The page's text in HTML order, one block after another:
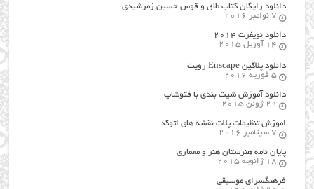
دانلود رایگان کتاب طاق و قوس حسین زمرشیدی
7 نوامبر 2016
دانلود نویفرت ۲۰۱۴
14 آوریل 2015
دانلود پلاگین Enscape رویت
5 فوریه 2016
دانلود آموزش شیت بندی با فتوشاپ
29 ژوئن 2015
اموزش تنظیمات پلات نقشه های اتوکد
7 سپتامبر 2016
پایان نامه هنرستان هنر و معماري
18 ژانویه 2015
فرهنگسراي موسيقي